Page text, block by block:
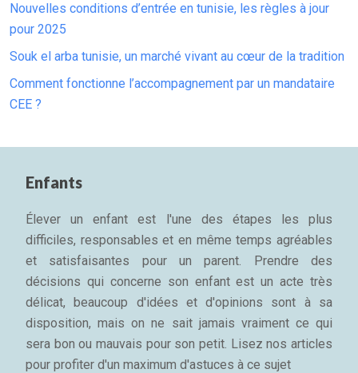
Nouvelles conditions d’entrée en tunisie, les règles à jour
pour 2025
Souk el arba tunisie, un marché vivant au cœur de la tradition
Comment fonctionne l’accompagnement par un mandataire
CEE ?
Enfants
Élever un enfant est l'une des étapes les plus
difficiles, responsables et en même temps agréables
et satisfaisantes pour un parent. Prendre des
décisions qui concerne son enfant est un acte très
délicat, beaucoup d'idées et d'opinions sont à sa
disposition, mais on ne sait jamais vraiment ce qui
sera bon ou mauvais pour son petit. Lisez nos articles
pour profiter d'un maximum d'astuces à ce sujet